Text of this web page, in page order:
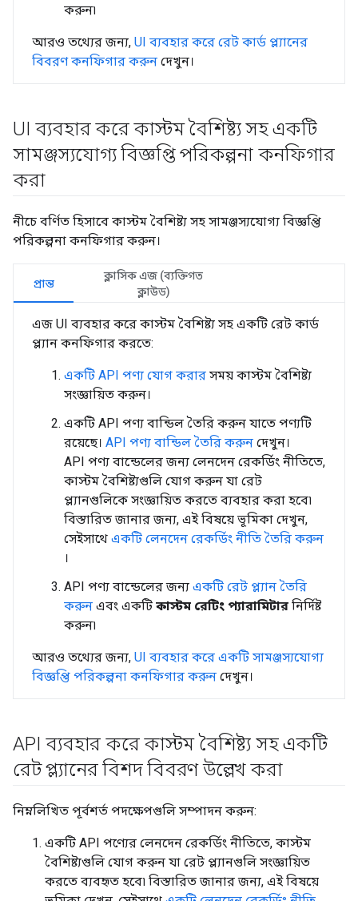
করুন৷
আরও তথ্যের জন্য, UI ব্যবহার করে রেট কার্ড প্ল্যানের
বিবরণ কনফিগার করুন দেখুন।
UI ব্যবহার করে কাস্টম বৈশিষ্ট্য সহ একটি
সামঞ্জস্যযোগ্য বিজ্ঞপ্তি পরিকল্পনা কনফিগার
করা
নীচে বর্ণিত হিসাবে কাস্টম বৈশিষ্ট্য সহ সামঞ্জস্যযোগ্য বিজ্ঞপ্তি
পরিকল্পনা কনফিগার করুন।
প্রান্ত
ক্লাসিক এজ (ব্যক্তিগত
ক্লাউড)
এজ UI ব্যবহার করে কাস্টম বৈশিষ্ট্য সহ একটি রেট কার্ড
প্ল্যান কনফিগার করতে:
একটি API পণ্য যোগ করার সময় কাস্টম বৈশিষ্ট্য
সংজ্ঞায়িত করুন।
একটি API পণ্য বান্ডিল তৈরি করুন যাতে পণ্যটি
রয়েছে। API পণ্য বান্ডিল তৈরি করুন দেখুন।
API পণ্য বান্ডেলের জন্য লেনদেন রেকর্ডিং নীতিতে,
কাস্টম বৈশিষ্ট্যগুলি যোগ করুন যা রেট
প্ল্যানগুলিকে সংজ্ঞায়িত করতে ব্যবহার করা হবে৷
বিস্তারিত জানার জন্য, এই বিষয়ে ভূমিকা দেখুন,
সেইসাথে একটি লেনদেন রেকর্ডিং নীতি তৈরি করুন
।
API পণ্য বান্ডেলের জন্য একটি রেট প্ল্যান তৈরি
করুন এবং একটি কাস্টম রেটিং প্যারামিটার নির্দিষ্ট
করুন৷
আরও তথ্যের জন্য, UI ব্যবহার করে একটি সামঞ্জস্যযোগ্য
বিজ্ঞপ্তি পরিকল্পনা কনফিগার করুন দেখুন।
API ব্যবহার করে কাস্টম বৈশিষ্ট্য সহ একটি
রেট প্ল্যানের বিশদ বিবরণ উল্লেখ করা
নিম্নলিখিত পূর্বশর্ত পদক্ষেপগুলি সম্পাদন করুন:
একটি API পণ্যের লেনদেন রেকর্ডিং নীতিতে, কাস্টম
বৈশিষ্ট্যগুলি যোগ করুন যা রেট প্ল্যানগুলি সংজ্ঞায়িত
করতে ব্যবহৃত হবে৷ বিস্তারিত জানার জন্য, এই বিষয়ে